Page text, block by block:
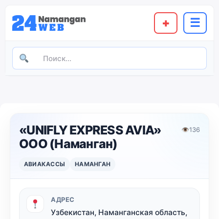
+ ☰
«UNIFLY EXPRESS AVIA»
ООО (Наманган)
👁136
АВИАКАССЫ НАМАНГАН
АДРЕС
Узбекистан, Наманганская область,